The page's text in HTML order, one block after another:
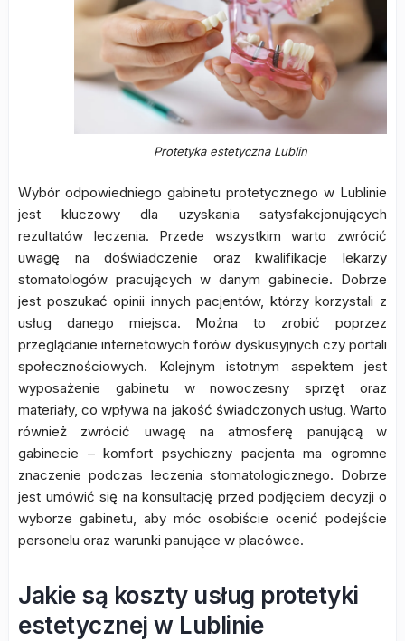
Protetyka estetyczna Lublin
Wybór odpowiedniego gabinetu protetycznego w Lublinie
jest kluczowy dla uzyskania satysfakcjonujących
rezultatów leczenia. Przede wszystkim warto zwrócić
uwagę na doświadczenie oraz kwalifikacje lekarzy
stomatologów pracujących w danym gabinecie. Dobrze
jest poszukać opinii innych pacjentów, którzy korzystali z
usług danego miejsca. Można to zrobić poprzez
przeglądanie internetowych forów dyskusyjnych czy portali
społecznościowych. Kolejnym istotnym aspektem jest
wyposażenie gabinetu w nowoczesny sprzęt oraz
materiały, co wpływa na jakość świadczonych usług. Warto
również zwrócić uwagę na atmosferę panującą w
gabinecie – komfort psychiczny pacjenta ma ogromne
znaczenie podczas leczenia stomatologicznego. Dobrze
jest umówić się na konsultację przed podjęciem decyzji o
wyborze gabinetu, aby móc osobiście ocenić podejście
personelu oraz warunki panujące w placówce.
Jakie są koszty usług protetyki
estetycznej w Lublinie